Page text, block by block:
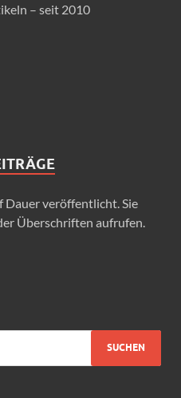
– seit 2010
Dauer veröffentlicht. Sie
Überschriften aufrufen.